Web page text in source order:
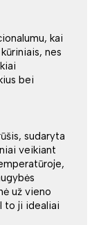
kai
nes
bei
sudaryta
veikiant
už vieno
to ji idealiai